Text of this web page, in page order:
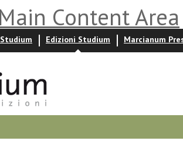
Content Area
Edizioni Studium Marcianum